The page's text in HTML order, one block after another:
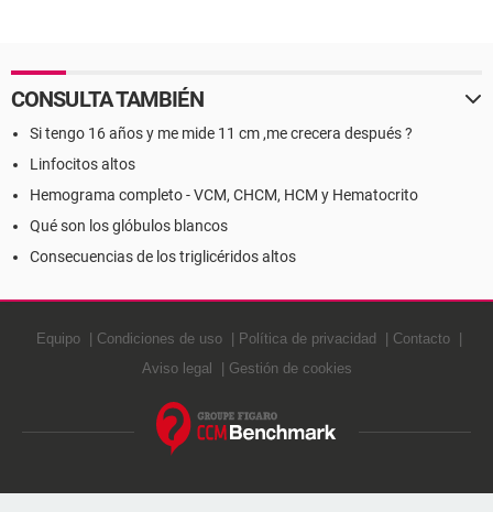
CONSULTA TAMBIÉN
Si tengo 16 años y me mide 11 cm ,me crecera después ?
Linfocitos altos
Hemograma completo - VCM, CHCM, HCM y Hematocrito
Qué son los glóbulos blancos
Consecuencias de los triglicéridos altos
Equipo Condiciones de uso Política de privacidad
Contacto
Aviso legal
Gestión de cookies